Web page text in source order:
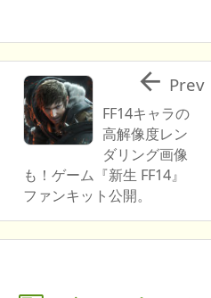
FF14キャラの
高解像度レン
ダリング画像
も！ゲーム『新生 FF14』
ファンキット公開。
 Prev